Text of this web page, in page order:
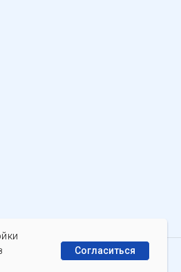
Согласиться
ЭДО «Калуга. Астрал»